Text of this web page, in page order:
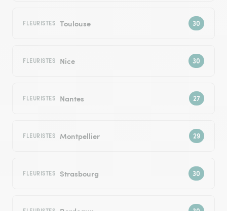
FLEURISTES Toulouse
FLEURISTES Nice
FLEURISTES Nantes
FLEURISTES Montpellier
FLEURISTES Strasbourg